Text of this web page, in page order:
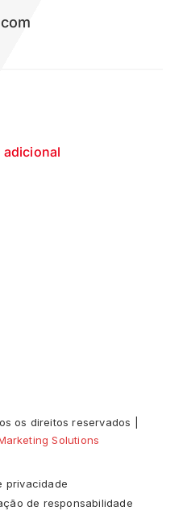
adicional
os direitos reservados |
Solutions
privacidade
de responsabilidade